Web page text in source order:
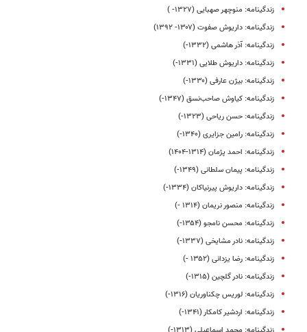
زندگینامه: منوچهر صهبایی (۱۳۲۷- )
زندگینامه: داریوش صفوت (۱۳۰۷- ۱۳۹۲)
زندگینامه: آذر هاشمی (۱۳۳۲-)
زندگینامه: داریوش طلایی (۱۳۳۱-)
زندگینامه: بیژن عارفی (۱۳۳۰-)
زندگینامه: کیاوش صاحب‌نسق (۱۳۴۷-)
زندگینامه: حسن ریاحی (۱۳۲۳-)
زندگینامه: رامین جزایری (۱۳۴۰-)
زندگینامه: احمد پژمان (۱۳۱۴-۱۴۰۴)
زندگینامه: پیمان سلطانی (۱۳۴۹-)
زندگینامه: داریوش پیرنیاکان (۱۳۳۴-)
زندگینامه: منصور نریمان (۱۳۱۴ -)
زندگینامه: محسن نامجو (۱۳۵۴-)
زندگینامه: نادر مشایخی (۱۳۳۷-)
زندگینامه: رضا یزدانی (۱۳۵۲ -)
زندگینامه: نادر گلچین (۱۳۱۵-)
زندگینامه: لوریس چکناوریان (۱۳۱۶-)
زندگینامه: اردشیر کامکار (۱۳۴۱-)